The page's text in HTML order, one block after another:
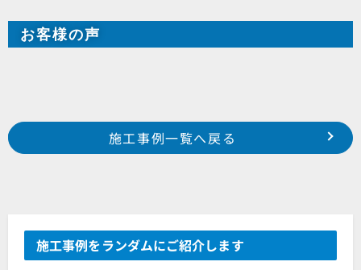
お客様の声
Prev
浜松市 南区 飯田町 W様邸
浜松市 東区 常光町 H様
施工事例一覧へ戻る
施工事例をランダムにご紹介します